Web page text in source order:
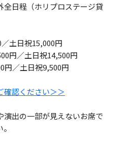
全日程（ホリプロステージ貸
土日祝15,000円
円／土日祝14,500円
円／土日祝9,500円
確認ください＞＞
出の一部が見えないお席で